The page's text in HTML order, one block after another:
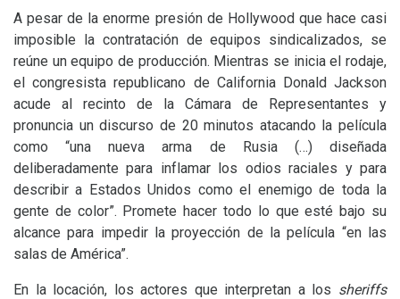
A pesar de la enorme presión de Hollywood que hace casi
imposible la contratación de equipos sindicalizados, se
reúne un equipo de producción. Mientras se inicia el rodaje,
el congresista republicano de California Donald Jackson
acude al recinto de la Cámara de Representantes y
pronuncia un discurso de 20 minutos atacando la película
como “una nueva arma de Rusia (…) diseñada
deliberadamente para inflamar los odios raciales y para
describir a Estados Unidos como el enemigo de toda la
gente de color”. Promete hacer todo lo que esté bajo su
alcance para impedir la proyección de la película “en las
salas de América”.
En la locación, los actores que interpretan a los sheriffs